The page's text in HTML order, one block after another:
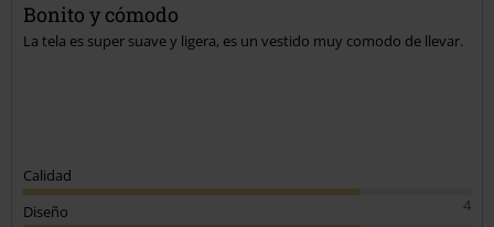
Bonito y cómodo
La tela es super suave y ligera, es un vestido muy comodo de llevar.
Calidad
4
Diseño